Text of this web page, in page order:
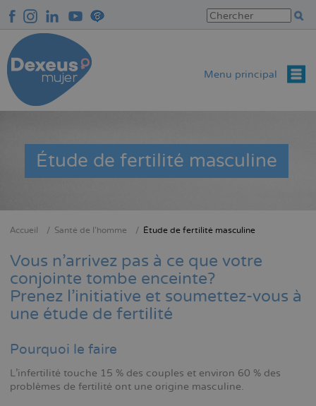
au
contenu
principal
Menu principal
Étude de fertilité masculine
d'Ariane
Accueil Santé de l’homme Étude de fertilité masculine
Vous n'arrivez pas à ce que votre
conjointe tombe enceinte?
Prenez l'initiative et soumettez-vous à
une étude de fertilité
Pourquoi le faire
L'infertilité touche 15 % des couples et environ 60 % des
problèmes de fertilité ont une origine masculine.